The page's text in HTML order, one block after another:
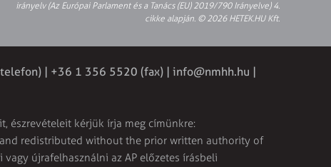
irányelv (Az Európai Parlament és a Tanács (EU) 2019/790 Irányelve) 4.
cikke alapján. © 2026 HETEK.HU Kft.
| +36 1 356 5520 (fax) | info@nmhh.hu |
észrevételeit kérjük írja meg címünkre:
redistributed without the prior written authority of
újrafelhasználni az AP előzetes írásbeli